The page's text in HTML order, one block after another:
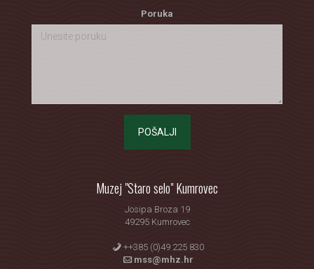
Poruka
POŠALJI
Muzej "Staro selo" Kumrovec
Josipa Broza 19
49295 Kumrovec
++385 (0)49 225 830
mss@mhz.hr